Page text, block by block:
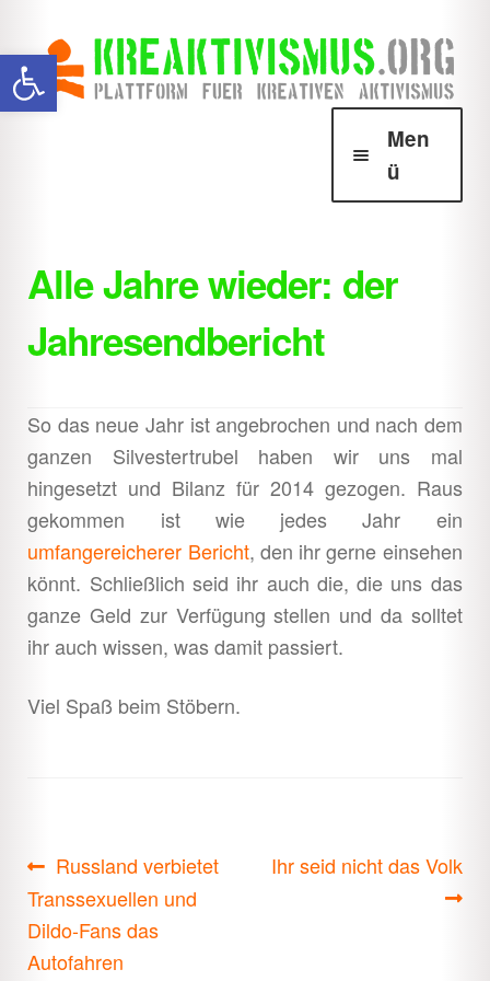
Werkzeugleiste öffnen Zur
Navigation
springen
Zum
Inhalt
springen
Men
ü
Howtos
Downloads
Shop
öffnen
Alle Jahre wieder: der
Jahresendbericht
So das neue Jahr ist angebrochen und nach dem
ganzen Silvestertrubel haben wir uns mal
hingesetzt und Bilanz für 2014 gezogen. Raus
gekommen ist wie jedes Jahr ein
umfangereicherer Bericht, den ihr gerne einsehen
könnt. Schließlich seid ihr auch die, die uns das
ganze Geld zur Verfügung stellen und da solltet
ihr auch wissen, was damit passiert.
Viel Spaß beim Stöbern.
Beitragsnavigation
Vorheriger
Beitrag:
Russland verbietet
Transsexuellen und
Dildo-Fans das
Autofahren
Nächster
Ihr seid nicht das Volk